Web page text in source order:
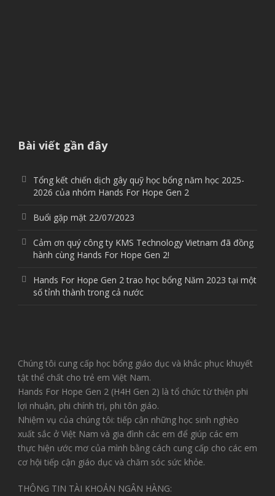
Bài viết gần đây
Tổng kết chiến dịch gây quỹ học bổng năm học 2025-
2026 của nhóm Hands For Hope Gen 2
Buổi gặp mặt 22/07/2023
Cảm ơn quý công ty KMS Technology Vietnam đã đồng
hành cùng Hands For Hope Gen 2!
Hands For Hope Gen 2 trao học bổng Năm 2023 tại một
số tỉnh thành trong cả nước
Chúng tôi cung cấp học bổng giáo dục và khắc phục khuyết
tật thể chất cho trẻ em Việt Nam.
Hands For Hope Gen 2 (H4H Gen 2) là tổ chức từ thiện phi
lợi nhuận, phi chính trị, phi tôn giáo.
Nhiệm vụ của chúng tôi: tiếp cận những học sinh nghèo
xuất sắc ở Việt Nam và gia đình các em để giúp các em
thực hiện ước mơ của mình bằng cách cung cấp cho các em
cơ hội tiếp cận giáo dục và chăm sóc sức khỏe.
THÔNG TIN TÀI KHOẢN NGÂN HÀNG: